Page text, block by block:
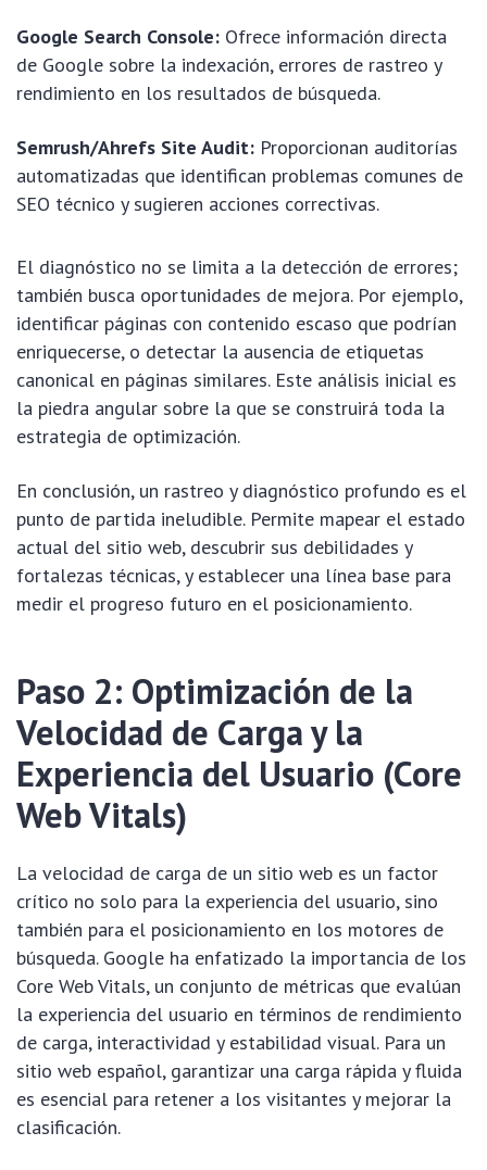
Google Search Console: Ofrece información directa
de Google sobre la indexación, errores de rastreo y
rendimiento en los resultados de búsqueda.
Semrush/Ahrefs Site Audit: Proporcionan auditorías
automatizadas que identifican problemas comunes de
SEO técnico y sugieren acciones correctivas.
El diagnóstico no se limita a la detección de errores;
también busca oportunidades de mejora. Por ejemplo,
identificar páginas con contenido escaso que podrían
enriquecerse, o detectar la ausencia de etiquetas
canonical en páginas similares. Este análisis inicial es
la piedra angular sobre la que se construirá toda la
estrategia de optimización.
En conclusión, un rastreo y diagnóstico profundo es el
punto de partida ineludible. Permite mapear el estado
actual del sitio web, descubrir sus debilidades y
fortalezas técnicas, y establecer una línea base para
medir el progreso futuro en el posicionamiento.
Paso 2: Optimización de la
Velocidad de Carga y la
Experiencia del Usuario (Core
Web Vitals)
La velocidad de carga de un sitio web es un factor
crítico no solo para la experiencia del usuario, sino
también para el posicionamiento en los motores de
búsqueda. Google ha enfatizado la importancia de los
Core Web Vitals, un conjunto de métricas que evalúan
la experiencia del usuario en términos de rendimiento
de carga, interactividad y estabilidad visual. Para un
sitio web español, garantizar una carga rápida y fluida
es esencial para retener a los visitantes y mejorar la
clasificación.